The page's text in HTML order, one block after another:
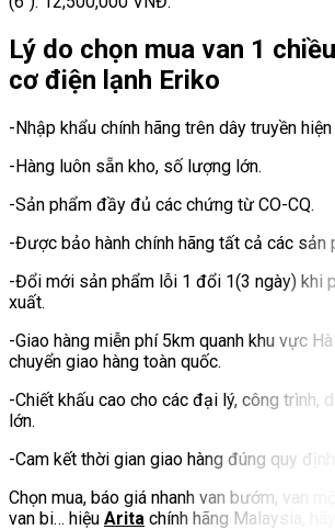
Lý do chọn mua van 1
cơ điện lạnh Eriko
-Nhập khẩu chính hãng trên dây truyền
-Hàng luôn sẵn kho, số lượng lớn.
-Sản phẩm đầy đủ các chứng từ CO-CQ.
-Được bảo hành chính hãng tất cả các sản
-Đổi mới sản phẩm lỗi 1 đổi 1(3 ngày) khi
xuất.
-Giao hàng miễn phí 5km quanh khu vực Hà
chuyển giao hàng toàn quốc.
-Chiết khấu cao cho các đại lý, công trình,
lớn.
-Cam kết thời gian giao hàng đúng quy định
Chọn mua, báo giá nhanh van bướm, van
van bi… hiệu Arita chính hãng Malaysia,